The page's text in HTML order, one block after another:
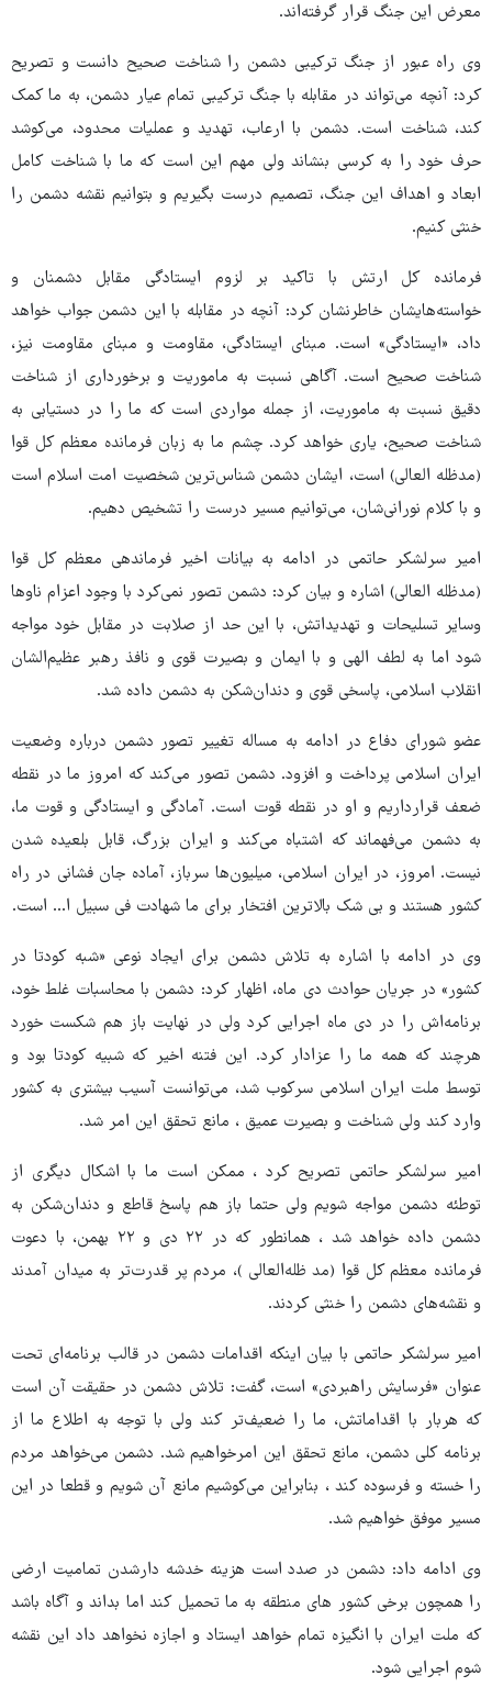
معرض این جنگ قرار گرفته‌اند.
وی راه عبور از جنگ ترکیبی دشمن را شناخت صحیح دانست و تصریح
کرد: آنچه می‌تواند در مقابله با جنگ ترکیبی تمام عیار دشمن، به ما کمک
کند، شناخت است. دشمن با ارعاب، تهدید و عملیات محدود، می‌کوشد
حرف خود را به کرسی بنشاند ولی مهم این است که ما با شناخت کامل
ابعاد و اهداف این جنگ، تصمیم درست بگیریم و بتوانیم نقشه دشمن را
خنثی کنیم.
فرمانده کل ارتش با تاکید بر لزوم ایستادگی مقابل دشمنان و
خواسته‌هایشان خاطرنشان کرد: آنچه در مقابله با این دشمن جواب خواهد
داد، «ایستادگی» است. مبنای ایستادگی، مقاومت و مبنای مقاومت نیز،
شناخت صحیح است. آگاهی نسبت به ماموریت و برخورداری از شناخت
دقیق نسبت به ماموریت، از جمله مواردی است که ما را در دستیابی به
شناخت صحیح، یاری خواهد کرد. چشم ما به زبان فرمانده معظم کل قوا
(مدظله العالی) است، ایشان دشمن شناس‌ترین شخصیت امت اسلام است
و با کلام نورانی‌شان، می‌توانیم مسیر درست را تشخیص دهیم.
امیر سرلشکر حاتمی در ادامه به بیانات اخیر فرماندهی معظم کل قوا
(مدظله العالی) اشاره و بیان کرد: دشمن تصور نمی‌کرد با وجود اعزام ناوها
وسایر تسلیحات و تهدیداتش، با این حد از صلابت در مقابل خود مواجه
شود اما به لطف الهی و با ایمان و بصیرت قوی و نافذ رهبر عظیم‌الشان
انقلاب اسلامی، پاسخی قوی و دندان‌شکن به دشمن داده شد.
عضو شورای دفاع در ادامه به مساله تغییر تصور دشمن درباره وضعیت
ایران اسلامی پرداخت و افزود. دشمن تصور می‌کند که امروز ما در نقطه
ضعف قرارداریم و او در نقطه قوت است. آمادگی و ایستادگی و قوت ما،
به دشمن می‌فهماند که اشتباه می‌کند و ایران بزرگ، قابل بلعیده شدن
نیست. امروز، در ایران اسلامی، میلیون‌ها سرباز، آماده جان فشانی در راه
کشور هستند و بی شک بالاترین افتخار برای ما شهادت فی سبیل ا... است.
وی در ادامه با اشاره به تلاش دشمن برای ایجاد نوعی «شبه کودتا در
کشور» در جریان حوادث دی ماه، اظهار کرد: دشمن با محاسبات غلط خود،
برنامه‌اش را در دی ماه اجرایی کرد ولی در نهایت باز هم شکست خورد
هرچند که همه ما را عزادار کرد. این فتنه اخیر که شبیه کودتا بود و
توسط ملت ایران اسلامی سرکوب شد، می‌توانست آسیب بیشتری به کشور
وارد کند ولی شناخت و بصیرت عمیق ، مانع تحقق این امر شد.
امیر سرلشکر حاتمی تصریح کرد ، ممکن است ما با اشکال دیگری از
توطئه دشمن مواجه شویم ولی حتما باز هم پاسخ قاطع و دندان‌شکن به
دشمن داده خواهد شد ، همانطور که در ۲۲ دی و ۲۲ بهمن، با دعوت
فرمانده معظم کل قوا (مد ظله‌العالی )، مردم پر قدرت‌تر به میدان آمدند
و نقشه‌های دشمن را خنثی کردند.
امیر سرلشکر حاتمی با بیان اینکه اقدامات دشمن در قالب برنامه‌ای تحت
عنوان «فرسایش راهبردی» است، گفت: تلاش دشمن در حقیقت آن است
که هربار با اقداماتش، ما را ضعیف‌تر کند ولی با توجه به اطلاع ما از
برنامه کلی دشمن، مانع تحقق این امرخواهیم شد. دشمن می‌خواهد مردم
را خسته و فرسوده کند ،‌ بنابراین می‌کوشیم مانع آن شویم و قطعا در این
مسیر موفق خواهیم شد.
وی ادامه داد: دشمن در صدد است هزینه خدشه دارشدن تمامیت ارضی
را همچون برخی کشور های منطقه به ما تحمیل کند اما بداند و آگاه باشد
که ملت ایران با انگیزه تمام خواهد ایستاد و اجازه نخواهد داد این نقشه
شوم اجرایی شود.